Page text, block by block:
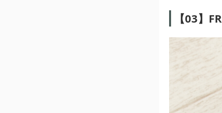
【03】